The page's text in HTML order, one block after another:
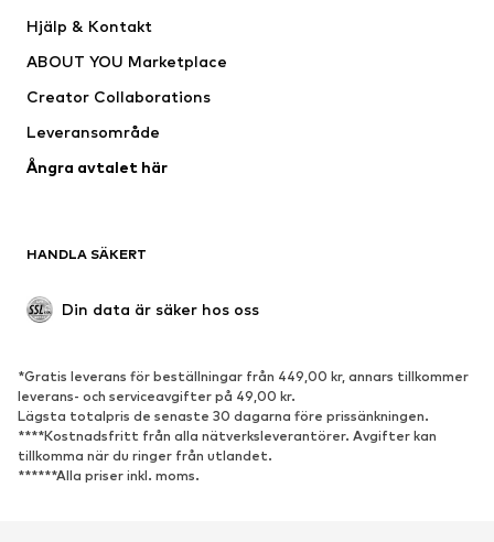
Underkläder
Kappor
Badkläder
Upcycling
Populärt
Sneakers
Stövletter
Pumps & högklackade skor
Stövlar
Sandaler
Hjälp & Kontakt
ABOUT YOU Marketplace
Creator Collaborations
Leveransområde
Ångra avtalet här
HANDLA SÄKERT
Din data är säker hos oss
*Gratis leverans för beställningar från 449,00 kr, annars tillkommer
leverans- och serviceavgifter på 49,00 kr.
Lägsta totalpris de senaste 30 dagarna före prissänkningen.
****Kostnadsfritt från alla nätverksleverantörer. Avgifter kan
tillkomma när du ringer från utlandet.
******Alla priser inkl. moms.